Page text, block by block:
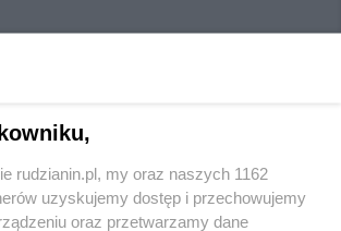
lokalnych
rudzianin.pl, my oraz naszych 1162
uzyskujemy dostęp i przechowujemy
oraz przetwarzamy dane